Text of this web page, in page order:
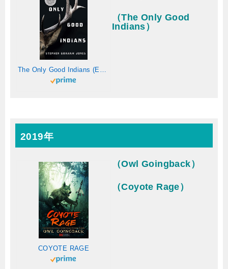
The Only Good Indians (English Edition)
（The Only Good
Indians）
2019年
COYOTE RAGE
（Owl Goingback）
（Coyote Rage）